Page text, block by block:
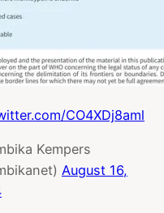
CO4XDj8aml
Kempers
August 16,